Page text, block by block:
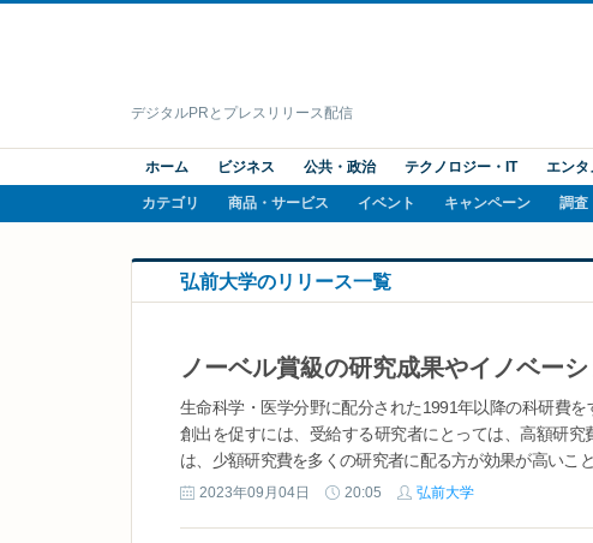
デジタルPRとプレスリリース配信
ホーム ビジネス 公共・政治 テクノロジー・IT エンタ
カテゴリ 商品・サービス イベント キャンペーン 調査
弘前大学のリリース一覧
ノーベル賞級の研究成果やイノベー
生命科学・医学分野に配分された1991年以降の科研費
創出を促すには、受給する研究者にとっては、高額研
は、少額研究費を多くの研究者に配る方が効果が高いこ
2023年09月04日 20:05 弘前大学